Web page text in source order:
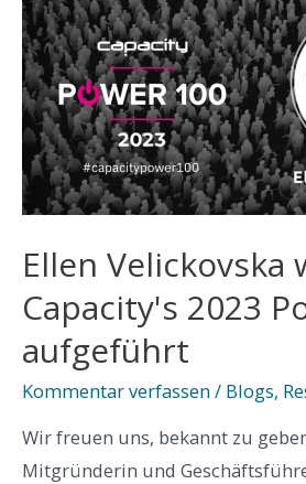
Ellen Velickovska
Capacity's 2023
aufgeführt
Kommentar verfassen/ Blogs,
Wir freuen uns, bekannt zu
Mitgründerin und